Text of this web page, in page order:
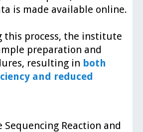
is made available online.
this process, the institute
preparation and
resulting in both
and reduced
Sequencing Reaction and